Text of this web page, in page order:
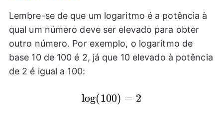
Lembre-se de que um logaritmo é a potência à
qual um número deve ser elevado para obter
outro número. Por exemplo, o logaritmo de
base 10 de 100 é 2, já que 10 elevado à potência
de 2 é igual a 100:
\log
log(100) = 2